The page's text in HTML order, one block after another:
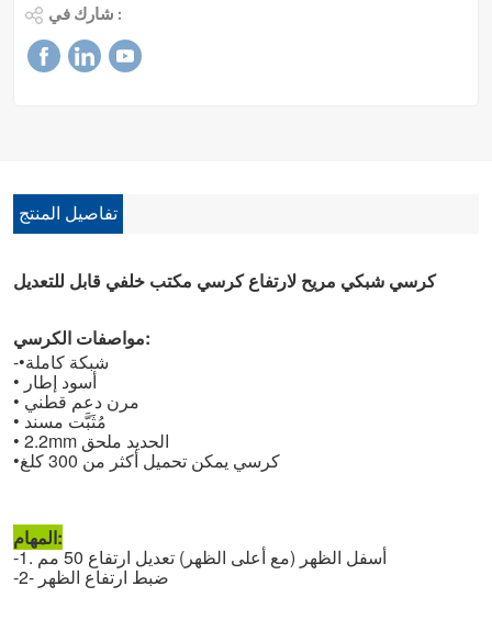
شارك في :
تفاصيل المنتج
كرسي شبكي مريح لارتفاع كرسي مكتب خلفي قابل للتعديل
مواصفات الكرسي:
-•شبكة كاملة
• أسود إطار
• مرن دعم قطني
• مُثَبَّت مسند
• 2.2mm الحديد ملحق
• كرسي يمكن تحميل أكثر من 300 كلغ
المهام:
-1. أسفل الظهر (مع أعلى الظهر) تعديل ارتفاع 50 مم
-2- ضبط ارتفاع الظهر